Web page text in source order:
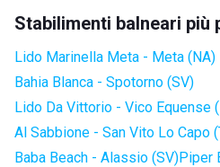
Stabilimenti balneari più
Lido Marinella Meta - Meta (NA)
Bahia Blanca - Spotorno (SV)
Lido Da Vittorio - Vico Equense
Al Sabbione - San Vito Lo Capo
Baba Beach - Alassio (SV)Piper